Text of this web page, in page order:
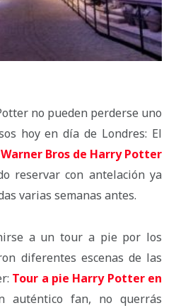
no pueden perderse uno
hoy en día de Londres: El
Bros de Harry Potter
reservar con antelación ya
varias semanas antes.
a un tour a pie por los
diferentes escenas de las
Tour a pie Harry Potter en
auténtico fan, no querrás